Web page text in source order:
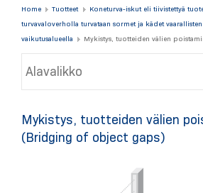
Home Tuotteet Koneturva-iskut eli tiivistettyä
turvavaloverholla turvataan sormet ja kädet
vaikutusalueella
Mykistys, tuotteiden välien
Alavalikko
Mykistys, tuotteiden välien
(Bridging of object gaps)